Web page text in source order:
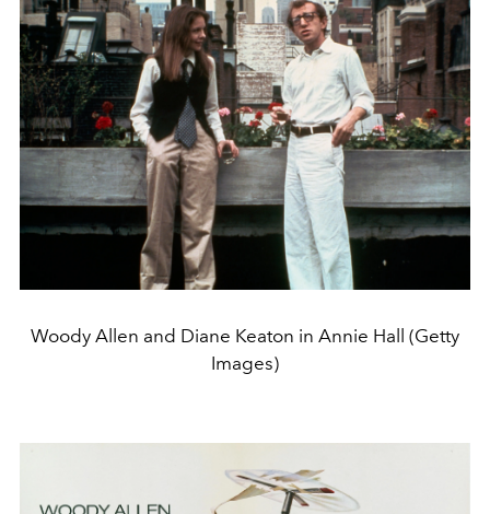
Woody Allen and Diane Keaton in Annie Hall (Getty
Images)